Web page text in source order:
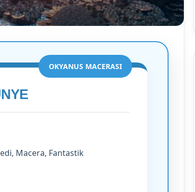
OKYANUS MACERASI
Macera, Fantastik